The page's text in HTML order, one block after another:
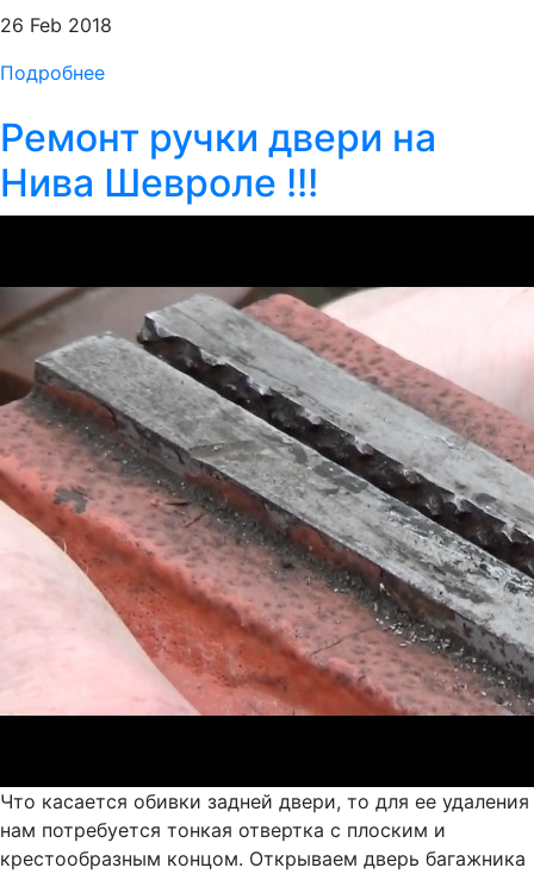
26 Feb 2018
Подробнее
Ремонт ручки двери на
Нива Шевроле !!!
Что касается обивки задней двери, то для ее удаления
нам потребуется тонкая отвертка с плоским и
крестообразным концом. Открываем дверь багажника